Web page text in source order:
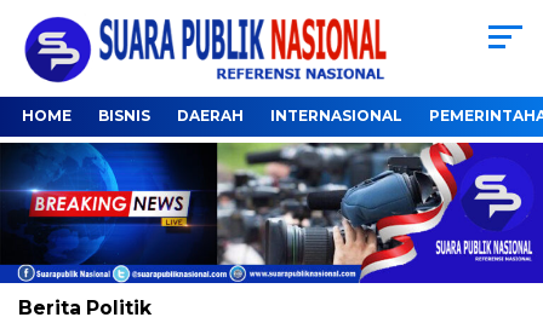
HOME BISNIS DAERAH INTERNASIONAL
Berita Politik